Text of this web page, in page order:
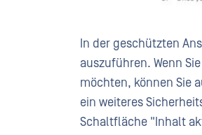
In der geschützten
auszuführen. Wenn
möchten, können Sie
ein weiteres
Schaltfläche "Inhalt